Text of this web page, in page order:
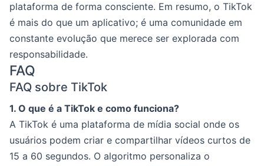
plataforma de forma consciente. Em resumo, o TikTok
é mais do que um aplicativo; é uma comunidade em
constante evolução que merece ser explorada com
responsabilidade.
FAQ
FAQ sobre TikTok
1. O que é a TikTok e como funciona?
A TikTok é uma plataforma de mídia social onde os
usuários podem criar e compartilhar vídeos curtos de
15 a 60 segundos. O algoritmo personaliza o